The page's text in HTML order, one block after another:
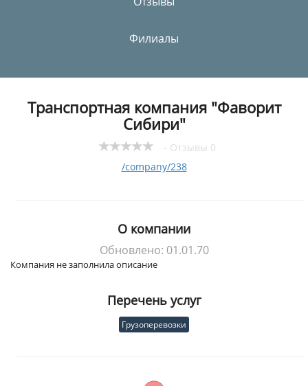
Филиалы
Транспортная компания "Фаворит
Сибири"
- Отзывы 0
/company/238
О компании
Обновлено: 01.01.70
Компания не заполнила описание
Перечень услуг
Грузоперевозки